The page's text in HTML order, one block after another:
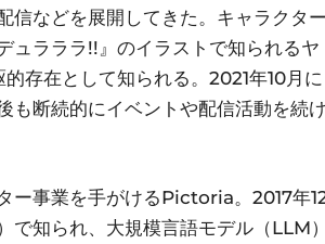
信などを展開してきた。キャラクター
ュラララ!!』のイラストで知られるヤ
存在として知られる。2021年10月に
も断続的にイベントや配信活動を続け
ー事業を手がけるPictoria。2017年
知られ、大規模言語モデル（LLM）